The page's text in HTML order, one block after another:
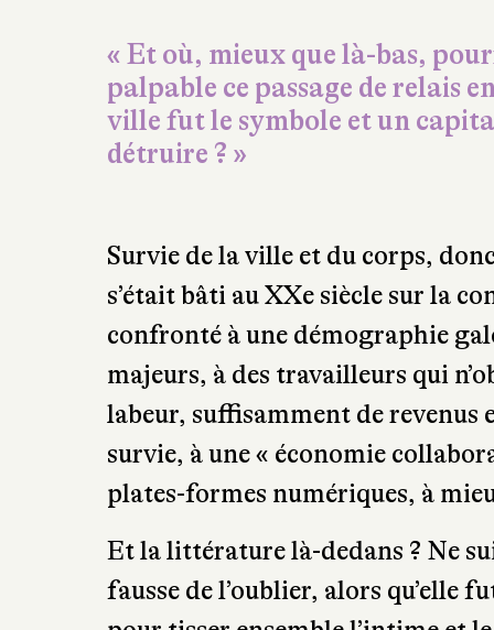
« Et où, mieux que là-bas,
palpable ce passage de relais
ville fut le symbole et un
détruire ? »
Survie de la ville et du corps,
s’était bâti au XXe siècle sur la
confronté à une démographie
majeurs, à des travailleurs qui
labeur, suffisamment de
survie, à une « économie
plates-formes numériques, à
Et la littérature là-dedans ? Ne
fausse de l’oublier, alors qu’elle